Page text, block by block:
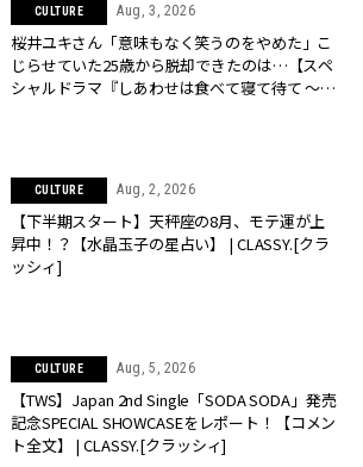
CULTURE Aug, 3, 2026
桜井ユキさん「意味もなく笑うのをやめた」こ
じらせていた25歳から脱却できたのは…【スペ
シャルドラマ『しあわせは食べて寝て待て ～早
CULTURE Aug, 2, 2026
【下半期スタート】天秤座の8月、モテ運が上
昇中！？【水晶玉子の星占い】 | CLASSY.[クラ
ッシィ]
CULTURE Aug, 5, 2026
【TWS】Japan 2nd Single「SODA SODA」発売
記念SPECIAL SHOWCASEをレポート！【コメン
ト全文】 | CLASSY.[クラッシィ]